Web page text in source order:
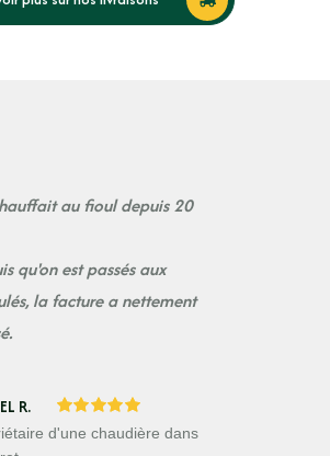
au fioul depuis 20
qu'on est passés aux
la facture a nettement
R.
d'une chaudière dans